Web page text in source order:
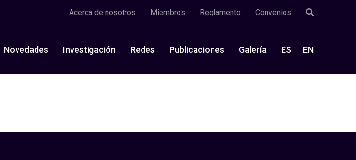
Acerca de nosotros Miembros Reglamento Convenios
Novedades Investigación Redes Publicaciones Galería ES EN